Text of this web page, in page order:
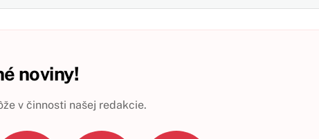
noviny!
v činnosti našej redakcie.